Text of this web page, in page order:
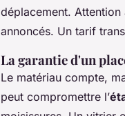
déplacement.
annoncés. Un tarif
La garantie d'un
Le matériau compte,
peut compromettre l’